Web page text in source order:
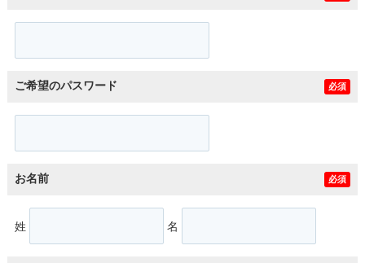
ご希望のパスワード 必須
お名前 必須
姓 名